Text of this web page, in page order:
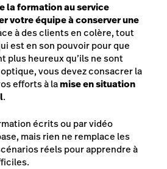
la formation au service
votre équipe à conserver une
à des clients en colère, tout
est en son pouvoir pour que
plus heureux qu’ils ne sont
vous devez consacrer la
efforts à lamise en situation
.
écrits ou par vidéo
mais rien ne remplace les
réels pour apprendre à